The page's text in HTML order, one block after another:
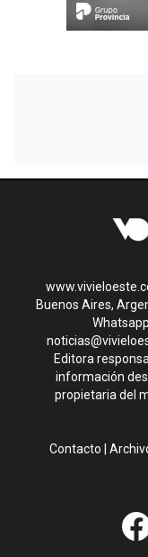
Buenos Aires,
Editora
información
propietaria del
Contacto |